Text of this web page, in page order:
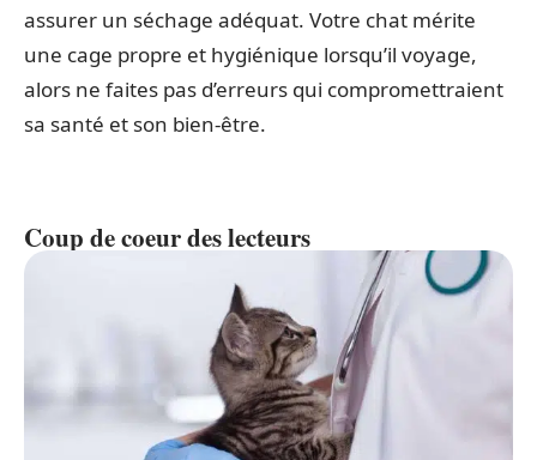
assurer un séchage adéquat. Votre chat mérite
une cage propre et hygiénique lorsqu’il voyage,
alors ne faites pas d’erreurs qui compromettraient
sa santé et son bien-être.
Coup de coeur des lecteurs